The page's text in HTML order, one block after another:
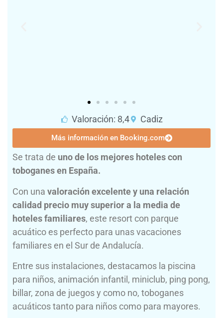
Valoración: 8,4 Cadiz
Más información en Booking.com
Se trata de uno de los mejores hoteles con
toboganes en España.
Con una valoración excelente y una relación
calidad precio muy superior a la media de
hoteles familiares, este resort con parque
acuático es perfecto para unas vacaciones
familiares en el Sur de Andalucía.
Entre sus instalaciones, destacamos la piscina
para niños, animación infantil, miniclub, ping pong,
billar, zona de juegos y como no, toboganes
acuáticos tanto para niños como para mayores.